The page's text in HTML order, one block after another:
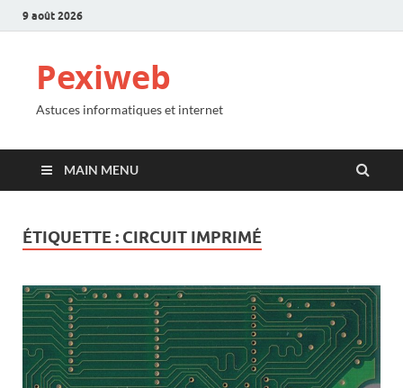
9 août 2026
Pexiweb
Astuces informatiques et internet
MAIN MENU
ÉTIQUETTE : CIRCUIT IMPRIMÉ